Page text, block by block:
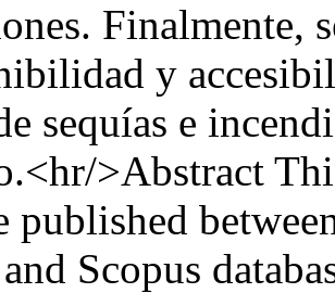
Finalmente,
y
sequías e
>Abstract
published
Scopus